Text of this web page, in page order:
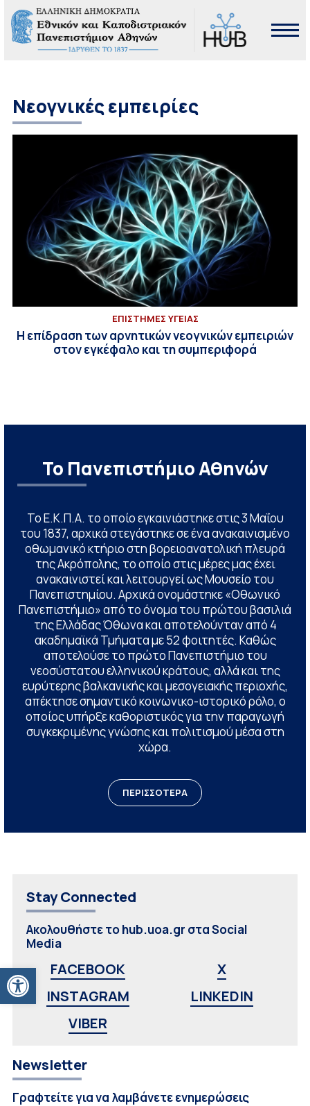
Ανοίξτε τη γραμμή εργαλείων
Νεογνικές εμπειρίες
ΕΠΙΣΤΗΜΕΣ ΥΓΕΙΑΣ
Η επίδραση των αρνητικών νεογνικών εμπειριών
στον εγκέφαλο και τη συμπεριφορά
Το Πανεπιστήμιο Αθηνών
Το Ε.Κ.Π.Α. το οποίο εγκαινιάστηκε στις 3 Μαΐου
του 1837, αρχικά στεγάστηκε σε ένα ανακαινισμένο
οθωμανικό κτήριο στη βορειοανατολική πλευρά
της Ακρόπολης, το οποίο στις μέρες μας έχει
ανακαινιστεί και λειτουργεί ως Μουσείο του
Πανεπιστημίου. Αρχικά ονομάστηκε «Οθωνικό
Πανεπιστήμιο» από το όνομα του πρώτου βασιλιά
της Ελλάδας Όθωνα και αποτελούνταν από 4
ακαδημαϊκά Τμήματα με 52 φοιτητές. Καθώς
αποτελούσε το πρώτο Πανεπιστήμιο του
νεοσύστατου ελληνικού κράτους, αλλά και της
ευρύτερης βαλκανικής και μεσογειακής περιοχής,
απέκτησε σημαντικό κοινωνικο-ιστορικό ρόλο, ο
οποίος υπήρξε καθοριστικός για την παραγωγή
συγκεκριμένης γνώσης και πολιτισμού μέσα στη
χώρα.
ΠΕΡΙΣΣΟΤΕΡΑ
Stay Connected
Ακολουθήστε το hub.uoa.gr στα Social
Media
FACEBOOK
X
INSTAGRAM
LINKEDIN
VIBER
Newsletter
Γραφτείτε για να λαμβάνετε ενημερώσεις